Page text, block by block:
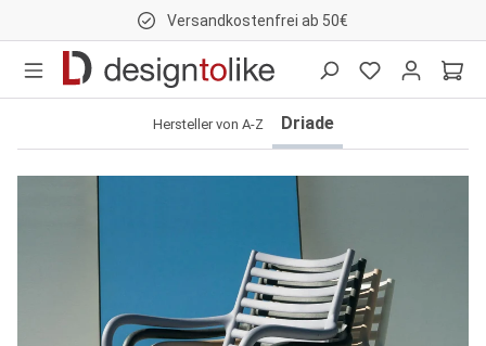
Versandkostenfrei ab 50€
Hersteller von A-Z Driade